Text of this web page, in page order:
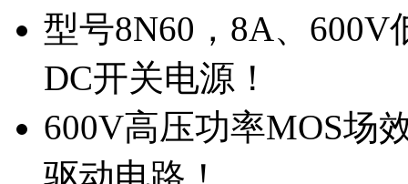
型号8N60，8A、
DC开关电源！
600V高压功率MOS场